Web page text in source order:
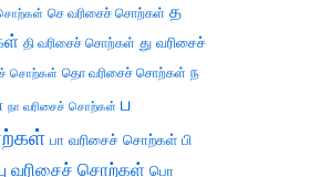
சொற்கள் செ வரிசைச் சொற்கள் த
தி வரிசைச் சொற்கள் து வரிசைச்
சொற்கள் தொ வரிசைச் சொற்கள் ந
நா வரிசைச் சொற்கள் ப
பா வரிசைச் சொற்கள் பி
வரிசைச் சொற்கள் பொ